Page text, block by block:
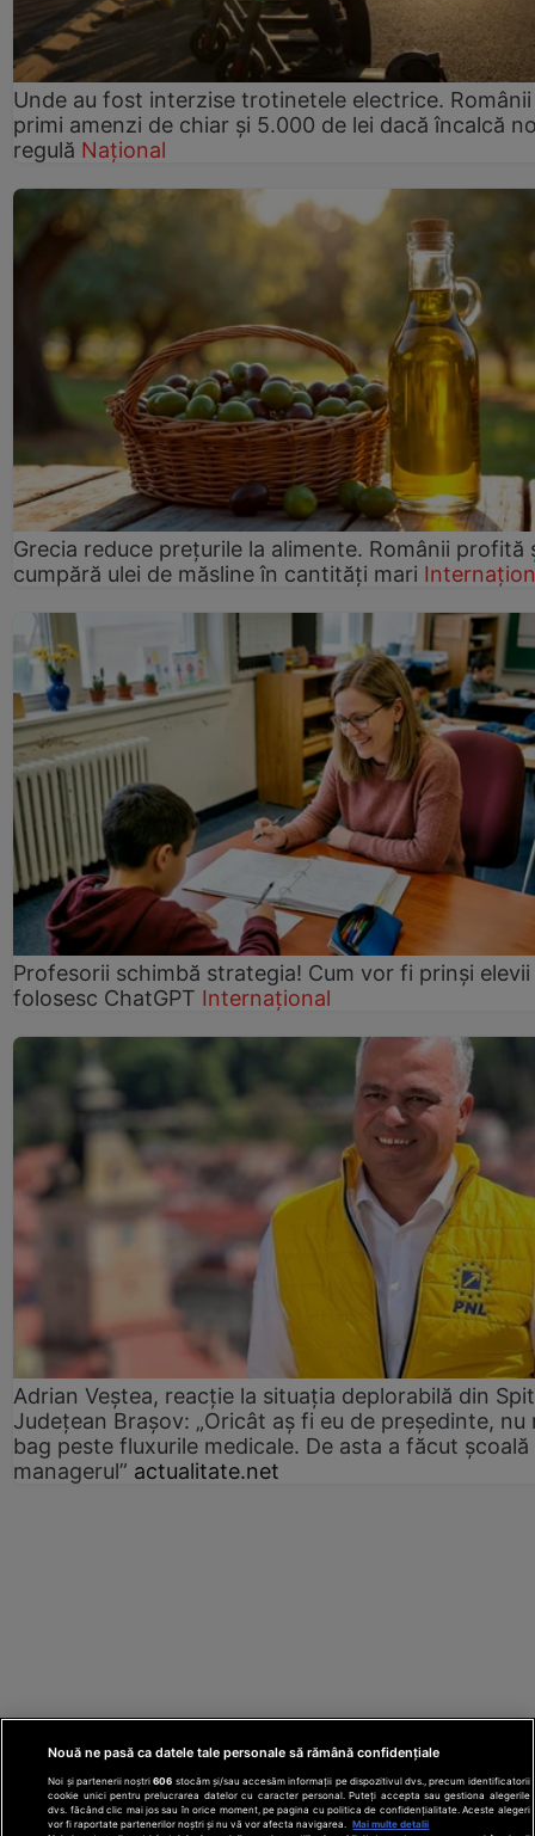
Unde au fost interzise trotinetele electrice.
primi amenzi de chiar și 5.000 de lei dacă încalcă
regulă Național
Grecia reduce prețurile la alimente. Românii profită
cumpără ulei de măsline în cantități mari
Profesorii schimbă strategia! Cum vor fi prinși elevii
folosesc ChatGPT Internațional
Adrian Veștea, reacție la situația deplorabilă din
Județean Brașov: „Oricât aș fi eu de președinte, nu
bag peste fluxurile medicale. De asta a făcut școală
managerul” actualitate.net
Nouă ne pasă ca datele tale personale să rămână confidențiale
Noi și partenerii noștri606 stocăm și/sau accesăm informații pe dispozitivul dvs., precum identificatorii
cookie unici pentru prelucrarea datelor cu caracter personal. Puteți accepta sau gestiona alegerile
dvs. făcând clic mai jos sau în orice moment, pe pagina cu politica de confidențialitate. Aceste alegeri
vor fi raportate partenerilor noștri și nu vă vor afecta navigarea.
Mai multe detalii